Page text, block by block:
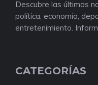
Descubre las últimas
política, economía,
entretenimiento.
CATEGORÍAS